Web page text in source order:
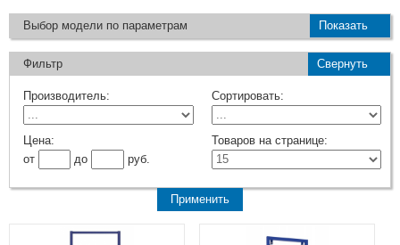
Выбор модели по параметрам Показать
Фильтр Свернуть
Производитель: Сортировать:
Цена:
от
до руб.
Товаров на странице: